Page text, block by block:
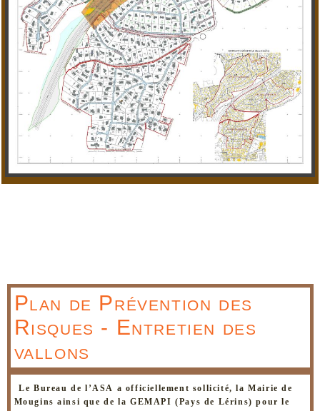
Plan de Prévention des
Risques - Entretien des
vallons
Le Bureau de l’ASA a officiellement sollicité, la Mairie de
Mougins ainsi que de la GEMAPI (Pays de Lérins) pour le